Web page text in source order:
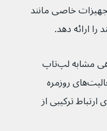
خاصی مانند
کودکان کوچک‌تر ممکن است دستگاهی مشابه لپ‌تاپ
دریافت کنند که با نمادهای اشیاء و فعالیت‌های روزمره
ترکیبی از